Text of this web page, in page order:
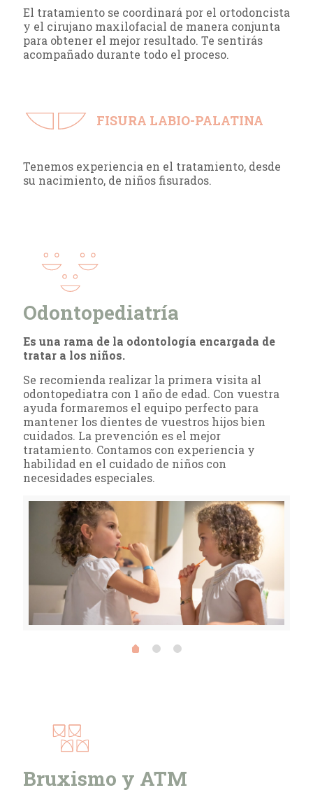
El tratamiento se coordinará por el ortodoncista
y el cirujano maxilofacial de manera conjunta
para obtener el mejor resultado. Te sentirás
acompañado durante todo el proceso.
FISURA LABIO-PALATINA
Tenemos experiencia en el tratamiento, desde
su nacimiento, de niños fisurados.
Odontopediatría
Es una rama de la odontología encargada de
tratar a los niños.
Se recomienda realizar la primera visita al
odontopediatra con 1 año de edad. Con vuestra
ayuda formaremos el equipo perfecto para
mantener los dientes de vuestros hijos bien
cuidados. La prevención es el mejor
tratamiento. Contamos con experiencia y
habilidad en el cuidado de niños con
necesidades especiales.
Bruxismo y ATM